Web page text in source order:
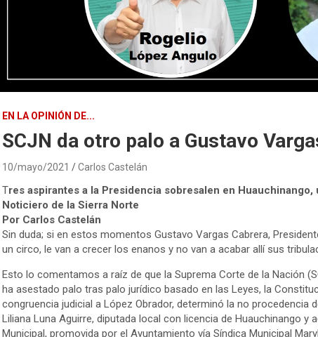
EN LA OPINIÓN DE...
SCJN da otro palo a Gustavo
10/mayo/2021 Carlos Castelán
Tres aspirantes a la Presidencia sobresalen en
Noticiero de la Sierra Norte
Por Carlos Castelán
Sin duda; si en estos momentos Gustavo Vargas Cabrera,
un circo, le van a crecer los enanos y no van a acabar allí sus
Esto lo comentamos a raíz de que la Suprema Corte de la Nación
ha asestado palo tras palo jurídico basado en las Leyes, la
congruencia judicial a López Obrador, determinó la no
Liliana Luna Aguirre, diputada local con licencia de Huauchinango y
Municipal, promovida por el Ayuntamiento vía Síndica Municipal